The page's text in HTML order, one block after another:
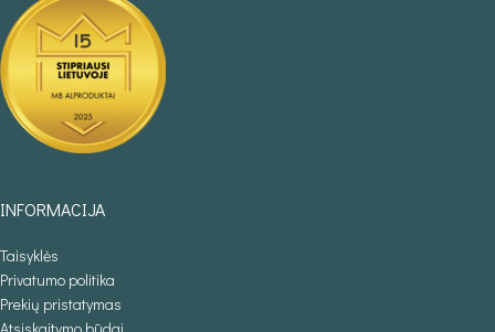
INFORMACIJA
Taisyklės
Privatumo politika
Prekių pristatymas